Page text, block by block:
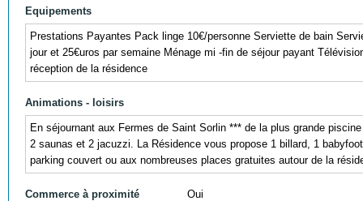
Equipements
Prestations Payantes Pack linge 10€/personne Serviette de bain
jour et 25€uros par semaine Ménage mi -fin de séjour payant
réception de la résidence
Animations - loisirs
En séjournant aux Fermes de Saint Sorlin *** de la plus grande
2 saunas et 2 jacuzzi. La Résidence vous propose 1 billard, 1
parking couvert ou aux nombreuses places gratuites autour de la
Commerce à proximité Oui